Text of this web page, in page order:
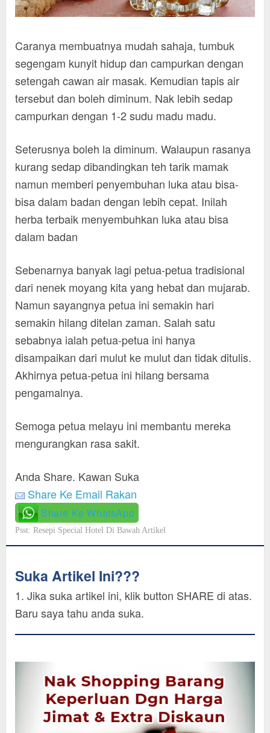
Caranya membuatnya mudah sahaja, tumbuk
segengam kunyit hidup dan campurkan dengan
setengah cawan air masak. Kemudian tapis air
tersebut dan boleh diminum. Nak lebih sedap
campurkan dengan 1-2 sudu madu madu.
Seterusnya boleh la diminum. Walaupun rasanya
kurang sedap dibandingkan teh tarik mamak
namun memberi penyembuhan luka atau bisa-
bisa dalam badan dengan lebih cepat. Inilah
herba terbaik menyembuhkan luka atau bisa
dalam badan
Sebenarnya banyak lagi petua-petua tradisional
dari nenek moyang kita yang hebat dan mujarab.
Namun sayangnya petua ini semakin hari
semakin hilang ditelan zaman. Salah satu
sebabnya ialah petua-petua ini hanya
disampaikan dari mulut ke mulut dan tidak ditulis.
Akhirnya petua-petua ini hilang bersama
pengamalnya.
Semoga petua melayu ini membantu mereka
mengurangkan rasa sakit.
Anda Share. Kawan Suka
Share Ke Email Rakan
Share Ke WhatsApp
Psst: Resepi Special Hotel Di Bawah Artikel
Suka Artikel Ini???
1. Jika suka artikel ini, klik button SHARE di atas.
Baru saya tahu anda suka.